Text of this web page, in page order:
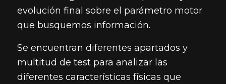
evolución final sobre el parámetro motor
que busquemos información.
Se encuentran diferentes apartados y
multitud de test para analizar las
diferentes características físicas que